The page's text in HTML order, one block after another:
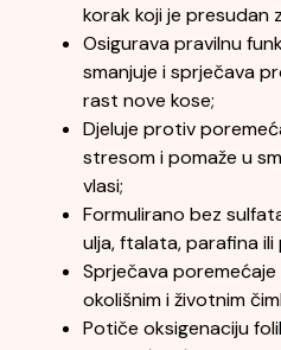
korak koji je presudan
Osigurava pravilnu
smanjuje i sprječava
rast nove kose;
Djeluje protiv
stresom i pomaže u
vlasi;
Formulirano bez
ulja, ftalata, parafina
Sprječava
okolišnim i životnim
Potiče oksigenaciju